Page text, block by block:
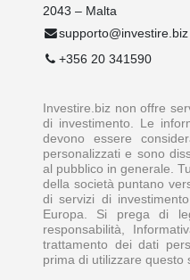
2043 – Malta
supporto@investire.biz
+356 20 341590
Investire.biz non offre
di investimento. Le
devono essere
personalizzati e sono
al pubblico in generale.
della società puntano
di servizi di
Europa. Si prega di
responsabilità,
trattamento dei dati
prima di utilizzare questo